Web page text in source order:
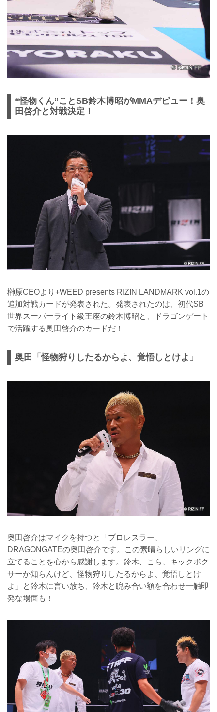
“怪物くん”ことSB鈴木博昭がMMAデビュー！奥
田啓介と対戦決定！
榊原CEOより+WEED presents RIZIN LANDMARK vol.1の
追加対戦カードが発表された。発表されたのは、初代SB
世界スーパーライト級王座の鈴木博昭と、ドラゴンゲート
で活躍する奥田啓介のカードだ！
奥田「怪物狩りしたるからよ、覚悟しとけよ」
奥田啓介はマイクを持つと「プロレスラー、
DRAGONGATEの奥田啓介です。この素晴らしいリングに
立てることを心から感謝します。鈴木、こら、キックボク
サーか知らんけど、怪物狩りしたるからよ、覚悟しとけ
よ」と鈴木に言い放ち、鈴木と睨み合い額を合わせ一触即
発な場面も！